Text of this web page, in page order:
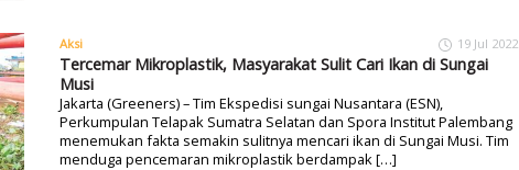
Aksi 19 Jul 2022
Tercemar Mikroplastik, Masyarakat Sulit Cari Ikan di Sungai
Musi
Jakarta (Greeners) – Tim Ekspedisi sungai Nusantara (ESN),
Perkumpulan Telapak Sumatra Selatan dan Spora Institut Palembang
menemukan fakta semakin sulitnya mencari ikan di Sungai Musi. Tim
menduga pencemaran mikroplastik berdampak […]